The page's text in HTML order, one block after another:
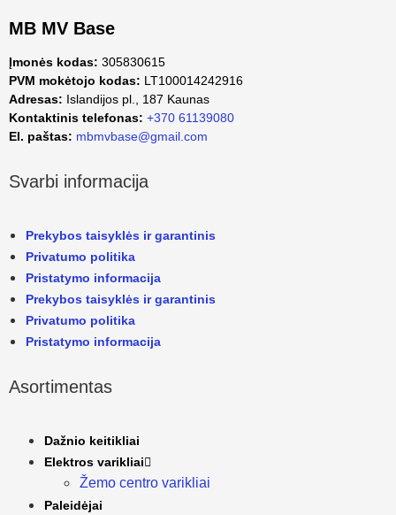
MB MV Base
Įmonės kodas: 305830615
PVM mokėtojo kodas: LT100014242916
Adresas: Islandijos pl., 187 Kaunas
Kontaktinis telefonas: +370 61139080
El. paštas: mbmvbase@gmail.com
Svarbi informacija
Prekybos taisyklės ir garantinis
Privatumo politika
Pristatymo informacija
Prekybos taisyklės ir garantinis
Privatumo politika
Pristatymo informacija
Asortimentas
Dažnio keitikliai
Elektros varikliai
Žemo centro varikliai
Paleidėjai